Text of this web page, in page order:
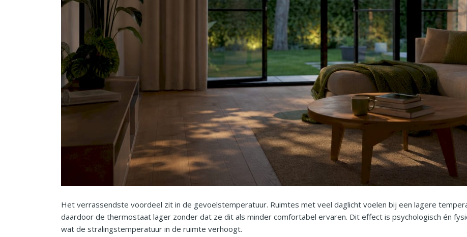
Het verrassendste voordeel zit in de gevoelstemperatuur. Ruimtes met veel daglicht voelen bij een lagere
daardoor de thermostaat lager zonder dat ze dit als minder comfortabel ervaren. Dit effect is psychologisch én
wat de stralingstemperatuur in de ruimte verhoogt.